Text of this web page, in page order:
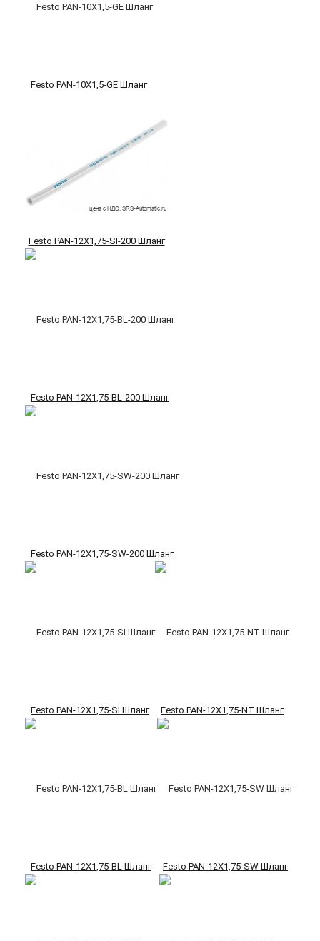
Festo PAN-10X1,5-GE Шланг
Festo PAN-12X1,75-SI-200 Шланг
Festo PAN-12X1,75-BL-200 Шланг
Festo PAN-12X1,75-SW-200 Шланг
Festo PAN-12X1,75-SI Шланг Festo PAN-12X1,75-NT Шланг
Festo PAN-12X1,75-BL Шланг Festo PAN-12X1,75-SW Шланг